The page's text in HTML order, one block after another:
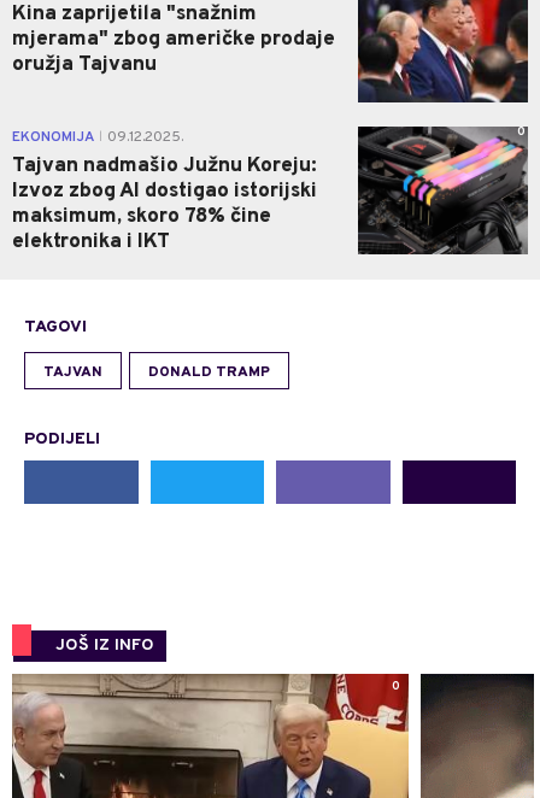
Kina zaprijetila "snažnim
mjerama" zbog američke prodaje
oružja Tajvanu
EKONOMIJA 09.12.2025.
Tajvan nadmašio Južnu Koreju:
Izvoz zbog AI dostigao istorijski
maksimum, skoro 78% čine
elektronika i IKT
0
TAGOVI
TAJVAN DONALD TRAMP
PODIJELI
JOŠ IZ INFO
0